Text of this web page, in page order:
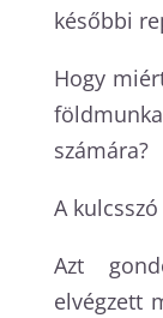
későbbi
Hogy
számára?
A
Azt
elvégzett